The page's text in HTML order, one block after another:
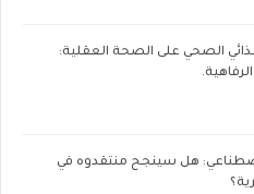
الصحي على الصحة العقلية:
هل سينجح منتقدوه في